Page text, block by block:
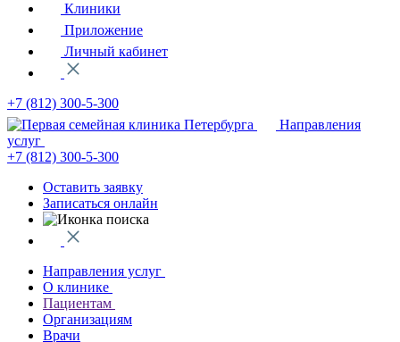
Клиники
Приложение
Личный кабинет
+7 (812) 300-5-300
Направления
услуг
+7 (812) 300-5-300
Оставить заявку
Записаться онлайн
Направления услуг
О клинике
Пациентам
Организациям
Врачи